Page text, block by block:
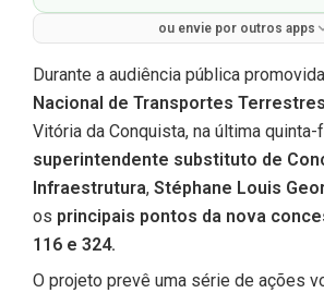
ou envie por outros apps
Durante a audiência pública
Nacional de Transportes
Vitória da Conquista, na última quinta-
superintendente substituto de
Infraestrutura, Stéphane Louis
os principais pontos da nova
116 e 324.
O projeto prevê uma série de ações